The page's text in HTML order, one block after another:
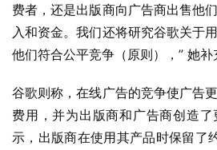
费者，还是出版商向广告商出售他
入和资金。我们还将研究谷歌关于
他们符合公平竞争（原则），” 她补
谷歌则称，在线广告的竞争使广告
费用，并为出版商和广告商创造
示，出版商在使用其产品时保留了